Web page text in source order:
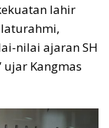
lahir
nilai ajaran SH
ujar Kangmas